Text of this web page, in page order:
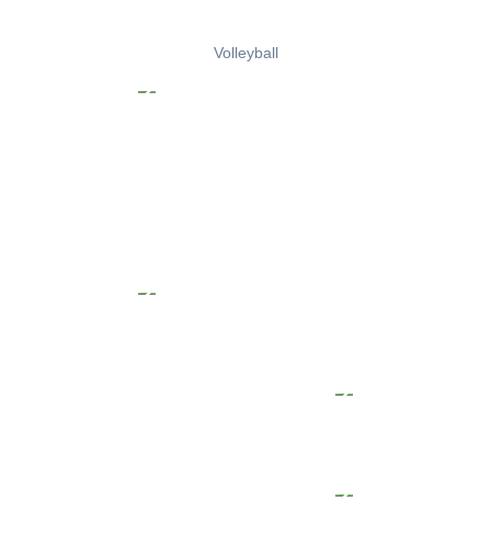
Volleyball